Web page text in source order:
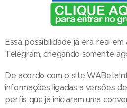
Essa possibilidade já era real
Telegram, chegando somente
De acordo com o site
informações ligadas a versões
perfis que já iniciaram uma